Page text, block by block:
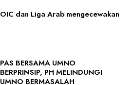
OIC dan Liga Arab mengecewakan
PAS BERSAMA UMNO
BERPRINSIP, PH MELINDUNGI
UMNO BERMASALAH